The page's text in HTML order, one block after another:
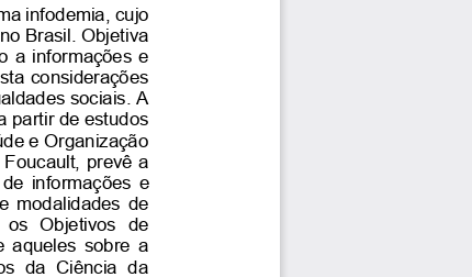
infodemia, cujo
no Brasil. Objetiva
a informações e
considerações
sociais. A
partir de estudos
e Organização
Foucault, prevê a
de informações e
e modalidades de
os Objetivos
de
aqueles sobre a
da Ciência da